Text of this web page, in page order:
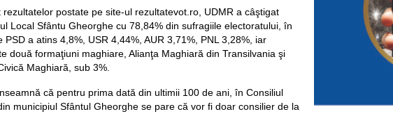
rezultatelor postate pe site-ul rezultatevot.ro, UDMR a câştigat
Local Sfântu Gheorghe cu 78,84% din sufragiile electoratului, în
PSD a atins 4,8%, USR 4,44%, AUR 3,71%, PNL 3,28%, iar
două formaţiuni maghiare, Alianţa Maghiară din Transilvania şi
Maghiară, sub 3%.
că pentru prima dată din ultimii 100 de ani, în Consiliul
municipiul Sfântul Gheorghe se pare că vor fi doar consilier de la
Un porumbel a
în Franța. Peste
„Este extrem de
Un porumbel
incendiu de
francez
„Văduvele
înainte să fie
după aceea!